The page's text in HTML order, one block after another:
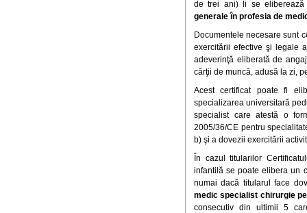
de trei ani) li se
generale în profesia de
Documentele necesare sunt
exercitării efective şi legale
adeverinţă eliberată de
cărţii de muncă, adusă la zi,
Acest certificat poate fi
specializarea universitară
specialist care atestă o
2005/36/CE pentru
b) şi a dovezii exercitării
În cazul titularilor
infantilă se poate elibera un
numai dacă titularul face
medic specialist chirurgie
consecutiv din ultimii 5